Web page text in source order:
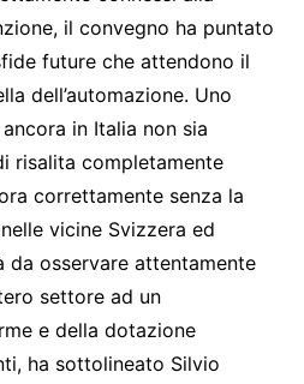
il convegno ha puntato
future che attendono il
dell’automazione. Uno
in Italia non sia
risalita completamente
correttamente senza la
vicine Svizzera ed
da osservare attentamente
settore ad un
e della dotazione
ha sottolineato Silvio